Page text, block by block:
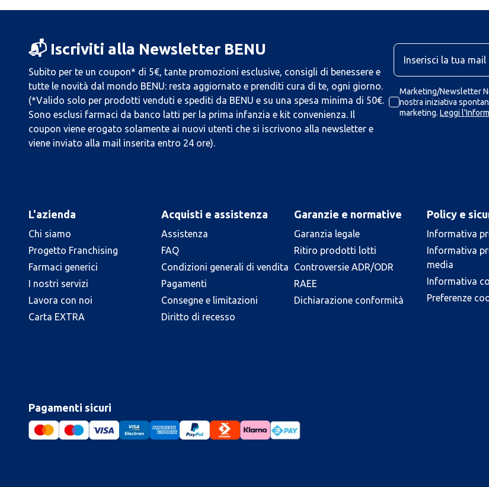
📬 Iscriviti alla Newsletter BENU
Subito per te un coupon* di 5€, tante promozioni esclusive, consigli di benessere e
tutte le novità dal mondo BENU: resta aggiornato e prenditi cura di te, ogni giorno.
(*Valido solo per prodotti venduti e spediti da BENU e su una spesa minima di 50€.
Sono esclusi farmaci da banco latti per la prima infanzia e kit convenienza. Il
coupon viene erogato solamente ai nuovi utenti che si iscrivono alla newsletter e
viene inviato alla mail inserita entro 24 ore).
Marketing/Newsletter
nostra iniziativa
marketing. Leggi
L'azienda
Chi siamo
Progetto Franchising
Farmaci generici
I nostri servizi
Lavora con noi
Carta EXTRA
Acquisti e assistenza
Assistenza
FAQ
Condizioni generali di vendita
Pagamenti
Consegne e limitazioni
Diritto di recesso
Garanzie e normative
Garanzia legale
Ritiro prodotti lotti
Controversie ADR/ODR
RAEE
Dichiarazione conformità
Policy e
Informativa
Informativa
media
Informativa
Preferenze
Pagamenti sicuri